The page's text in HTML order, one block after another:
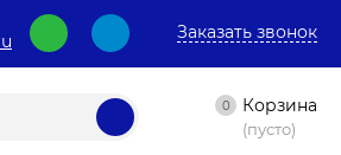
Заказать звонок
0 Корзина
(пусто)